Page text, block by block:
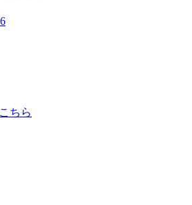
ちら